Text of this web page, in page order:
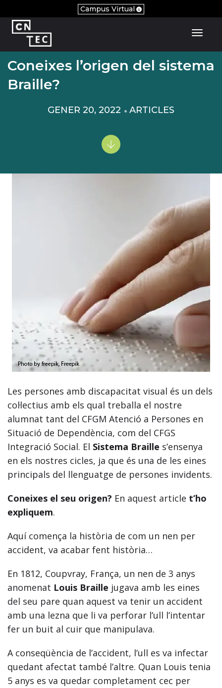
Campus Virtual
Coneixes l’origen del sistema
Braille?
GENER 20, 2022 ARTICLES
Les persones amb discapacitat visual és un dels
col·lectius amb els qual treballa el nostre
alumnat tant del CFGM Atenció a Persones en
Situació de Dependència, com del CFGS
Integració Social. El Sistema Braille s’ensenya
en els nostres cicles, ja que és una de les eines
principals del llenguatge de persones invidents.
Coneixes el seu origen? En aquest article t’ho
expliquem.
Aquí comença la història de com un nen per
accident, va acabar fent història…
En 1812, Coupvray, França, un nen de 3 anys
anomenat Louis Braille jugava amb les eines
del seu pare quan aquest va tenir un accident
amb una lezna que li va perforar l’ull l’intentar
fer un buit al cuir que manipulava.
A conseqüència de l’accident, l’ull es va infectar
quedant afectat també l’altre. Quan Louis tenia
5 anys es va quedar completament cec per